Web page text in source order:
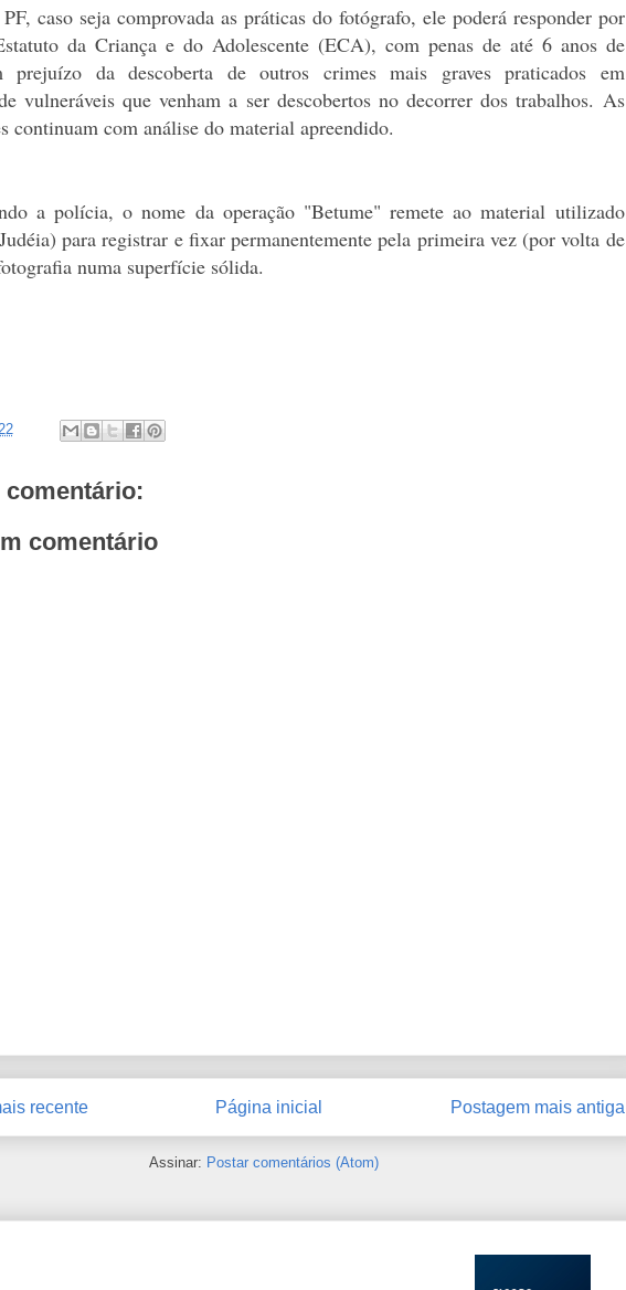
caso seja comprovada as práticas do fotógrafo, ele poderá responder por
da Criança e do Adolescente (ECA), com penas de até 6 anos de
prejuízo da descoberta de outros crimes mais graves praticados em
vulneráveis que venham a ser descobertos no decorrer dos trabalhos. As
continuam com análise do material apreendido.
a polícia, o nome da operação "Betume" remete ao material utilizado
para registrar e fixar permanentemente pela primeira vez (por volta de
numa superfície sólida.
comentário:
comentário
recente Postagem mais antiga
Página inicial
Assinar: Postar comentários (Atom)